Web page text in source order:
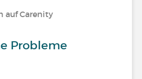
auf Carenity
Probleme